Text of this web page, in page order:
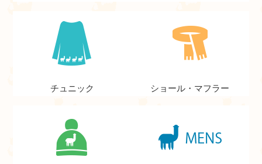
チュニック ショール・マフラー